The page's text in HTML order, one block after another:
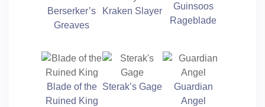
Berserker’s
Greaves
Kraken Slayer
Guinsoos
Rageblade
Blade of the
Ruined King
Sterak’s Gage
Guardian
Angel